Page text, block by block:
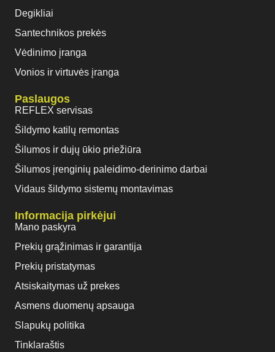
Degikliai
Santechnikos prekės
Vėdinimo įranga
Vonios ir virtuvės įranga
Paslaugos
REFLEX servisas
Šildymo katilų remontas
Šilumos ir dujų ūkio priežiūra
Šilumos įrenginių paleidimo-derinimo darbai
Vidaus šildymo sistemų montavimas
Informacija pirkėjui
Mano paskyra
Prekių grąžinimas ir garantija
Prekių pristatymas
Atsiskaitymas už prekes
Asmens duomenų apsauga
Slapukų politika
Tinklaraštis